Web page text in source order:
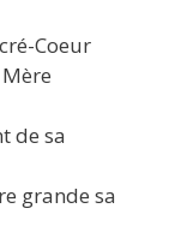
Coeur
de sa
grande sa